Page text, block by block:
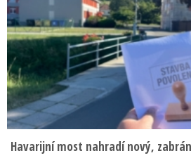
Havarijní most nahradí nový,